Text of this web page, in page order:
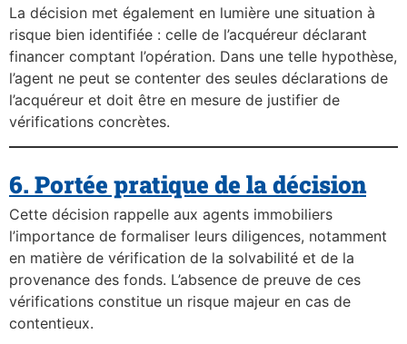
La décision met également en lumière une situation à
risque bien identifiée : celle de l’acquéreur déclarant
financer comptant l’opération. Dans une telle hypothèse,
l’agent ne peut se contenter des seules déclarations de
l’acquéreur et doit être en mesure de justifier de
vérifications concrètes.
6. Portée pratique de la décision
Cette décision rappelle aux agents immobiliers
l’importance de formaliser leurs diligences, notamment
en matière de vérification de la solvabilité et de la
provenance des fonds. L’absence de preuve de ces
vérifications constitue un risque majeur en cas de
contentieux.